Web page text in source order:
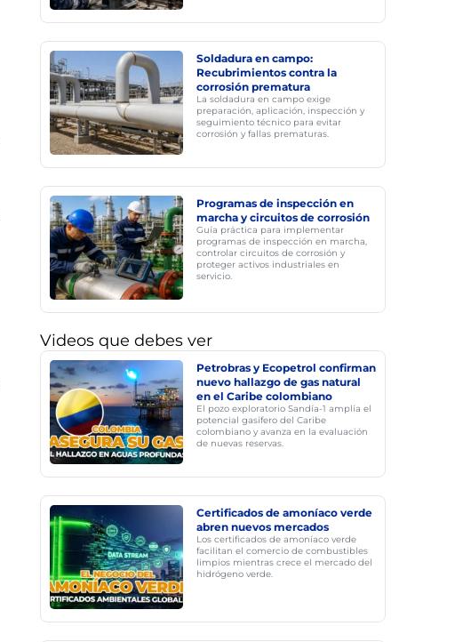
Soldadura en campo:
Recubrimientos contra la
corrosión prematura
La soldadura en campo exige
preparación, aplicación, inspección y
seguimiento técnico para evitar
corrosión y fallas prematuras.
Programas de inspección en
marcha y circuitos de corrosión
Guía práctica para implementar
programas de inspección en marcha,
controlar circuitos de corrosión y
proteger activos industriales en
servicio.
Videos que debes ver
Petrobras y Ecopetrol confirman
nuevo hallazgo de gas natural
en el Caribe colombiano
El pozo exploratorio Sandía-1 amplía el
potencial gasífero del Caribe
colombiano y avanza en la evaluación
de nuevas reservas.
Certificados de amoníaco verde
abren nuevos mercados
Los certificados de amoníaco verde
facilitan el comercio de combustibles
limpios mientras crece el mercado del
hidrógeno verde.